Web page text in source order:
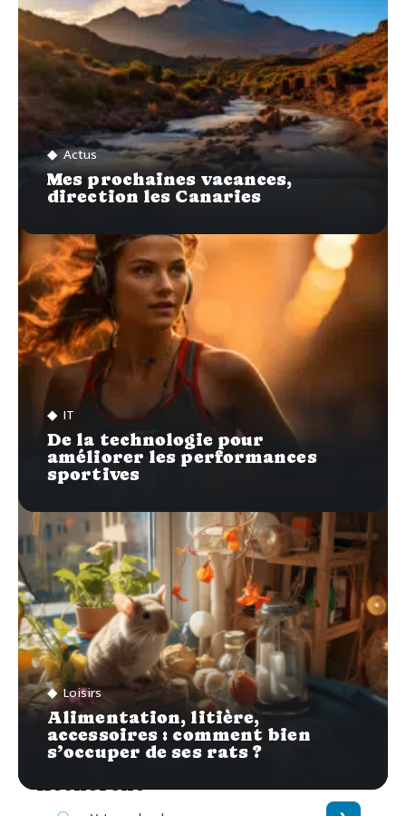
Actus
Mes prochaines vacances,
direction les Canaries
IT
De la technologie pour
améliorer les performances
sportives
Loisirs
Alimentation, litière,
accessoires : comment bien
s’occuper de ses rats ?
Recherche